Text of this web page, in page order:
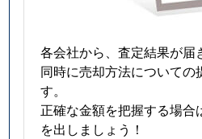
各会社から、査定結果が届
同時に売却方法についての
す。
正確な金額を把握する場合
を出しましょう！